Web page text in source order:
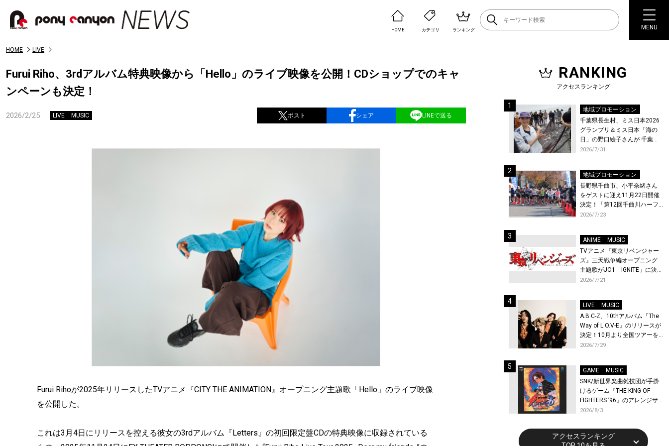
HOME カテゴリ ランキング MENU
HOME LIVE
Furui Riho、3rdアルバム特典映像から「Hello」のライブ映像を公開！CDショップでのキャ
ンペーンも決定！
2026/2/25 LIVE MUSIC ポスト シェア LINEで送る
Furui Rihoが2025年リリースしたTVアニメ『CITY THE ANIMATION』オープニング主題歌「Hello」のライブ映像
を公開した。
これは3月4日にリリースを控える彼女の3rdアルバム『Letters』の初回限定盤CDの特典映像に収録されている
RANKING
アクセスランキング
地域プロモーション
千葉県長生村、ミス日本2026
グランプリ＆ミス日本「海の
日」の野口絵子さんが 千葉県
唯一の村・長生村で地引網を
2026/7/31
地域プロモーション
長野県千曲市、小平奈緒さん
をゲストに迎え11月22日開催
決定！「第12回千曲川ハーフ
マラソン」エントリー受付開
2026/7/23
ANIME
MUSIC
TVアニメ『東京リベンジャー
ズ』三天戦争編オープニング
主題歌がJO1「IGNITE」に決
定！メンバー全員から喜びと
先行上映会を開催！
2026/7/21
LIVE
MUSIC
A.B.C-Z、10thアルバム『The
Way of L.O.V-E』のリリースが
決定！10月より全国ツアーを
開催！
2026/7/29
GAME
MUSIC
SNK/新世界楽曲雑技団が手掛
けるゲーム『THE KING OF
FIGHTERS ’96』のアレンジサ
ウンドトラックが配信開始！
2026/8/3
アクセスランキング